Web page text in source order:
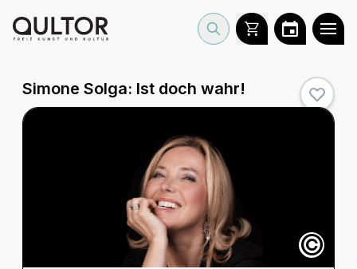
Simone Solga: Ist doch wahr!
©